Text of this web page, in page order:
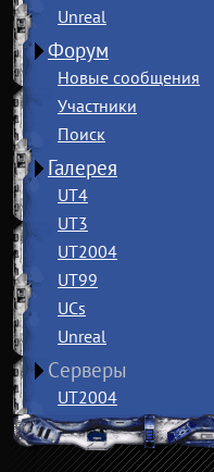
Unreal
Форум
Новые сообщения
Участники
Поиск
Галерея
UT4
UT3
UT2004
UT99
UCs
Unreal
Серверы
UT2004